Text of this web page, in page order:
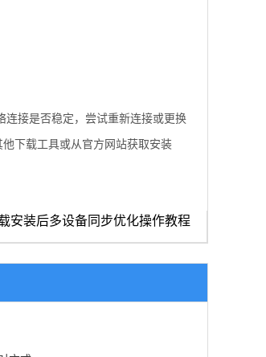
接是否稳定，尝试重新连接或更换
下载工具或从官方网站获取安装
安装后多设备同步优化操作教程